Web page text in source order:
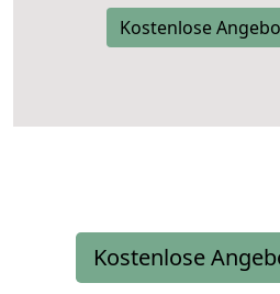
Kostenlose
Kostenlose